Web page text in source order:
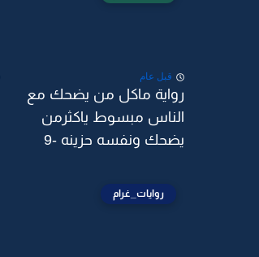
قبل عام
رواية ماكل من يضحك مع
الناس مبسوط ياكثرمن
يضحك ونفسه حزينه -9
روايات_غرام